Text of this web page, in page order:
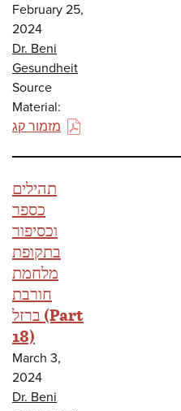
February 25,
2024
Dr. Beni
Gesundheit
Source
Material:
מזמור קג
(PDF)
תהילים
כספר
וכסיפור
בתקופת
מלחמת
חורבת
ברזל (Part
18)
March 3,
2024
Dr. Beni